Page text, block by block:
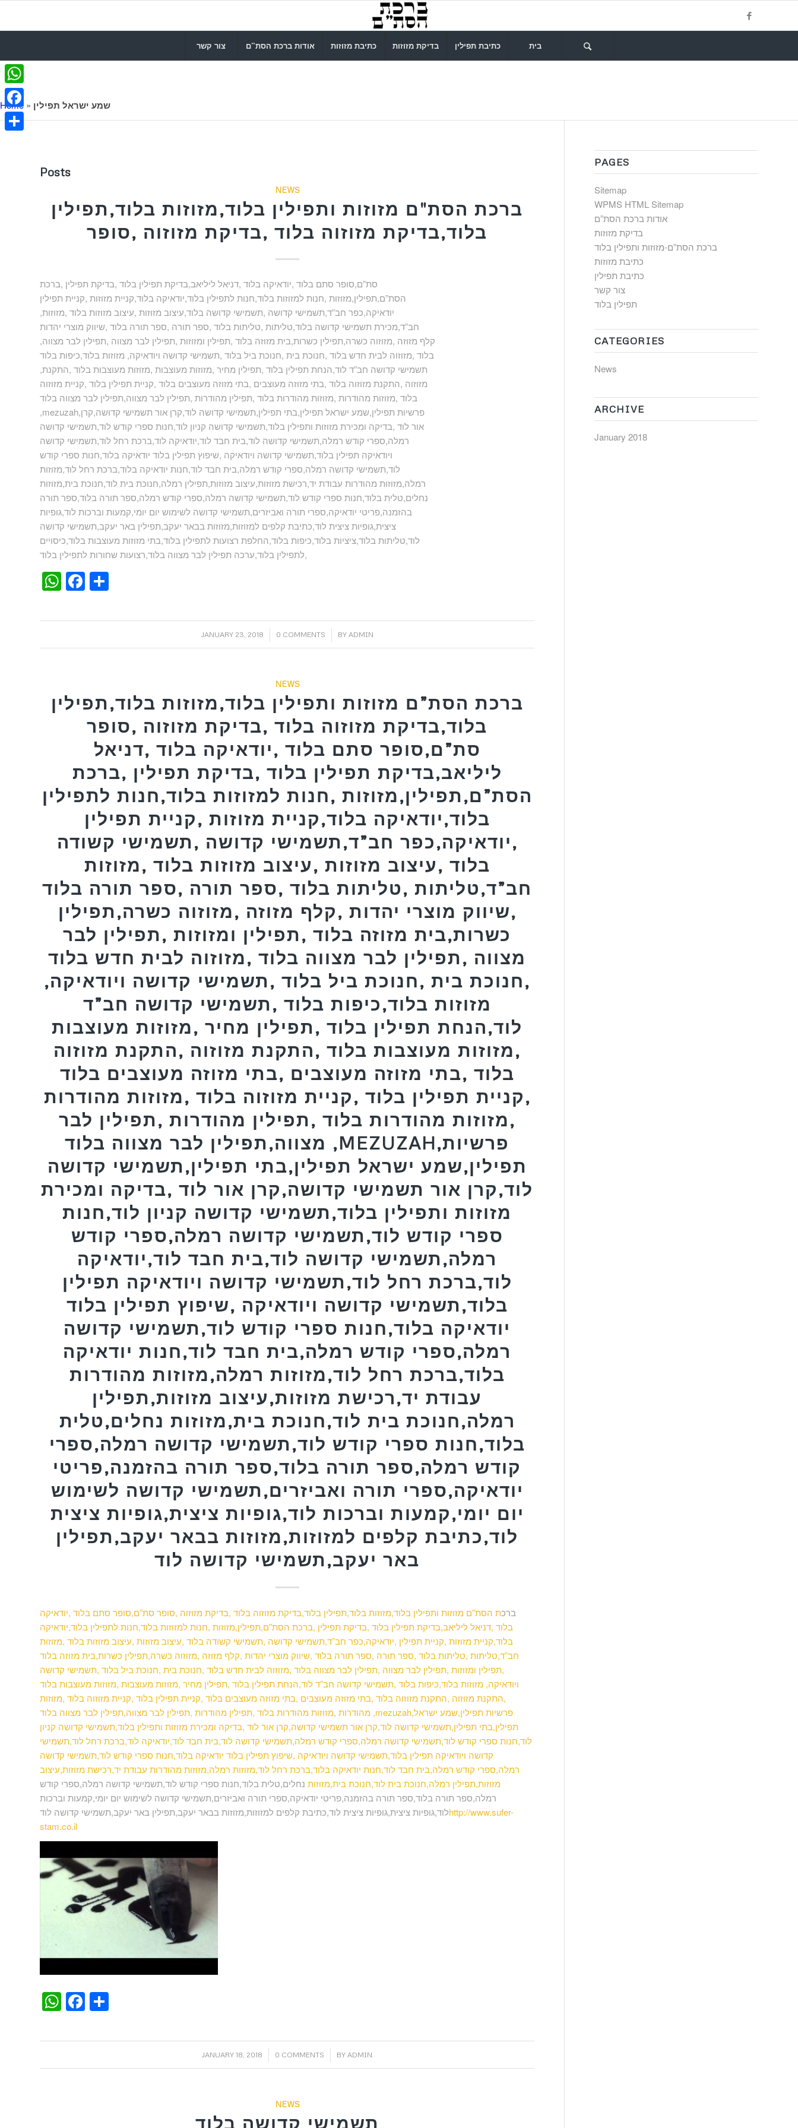
צור קשר אודות ברכת הסת”ם כתיבת מזוזות בדיקת מזוזות כתיבת תפילין בית
Home » שמע ישראל תפילין
Posts
NEWS
ברכת הסת"ם מזוזות ותפילין בלוד,מזוזות בלוד,תפילין
בלוד,בדיקת מזוזוה בלוד ,בדיקת מזוזוה ,סופר
סת”ם,סופר סתם בלוד ,יודאיקה בלוד ,דניאל ליליאב,בדיקת תפילין בלוד ,בדיקת תפילין ,ברכת
הסת”ם,תפילין,מזוזות ,חנות למזוזות בלוד,חנות לתפילין בלוד,יודאיקה בלוד,קניית מזוזות ,קניית תפילין
,יודאיקה,כפר חב”ד,תשמישי קדושה ,תשמישי קדושה בלוד,עיצוב מזוזות ,עיצוב מזוזות בלוד ,מזוזות
חב”ד,מכירת תשמישי קדושה בלוד,טליתות ,טליתות בלוד ,ספר תורה ,ספר תורה בלוד ,שיווק מוצרי יהדות
,קלף מזוזה ,מזוזוה כשרה,תפילין כשרות,בית מזוזה בלוד ,תפילין ומזוזות ,תפילין לבר מצווה ,תפילין לבר מצווה
בלוד ,מזוזוה לבית חדש בלוד ,חנוכת בית ,חנוכת ביל בלוד ,תשמישי קדושה ויודאיקה, מזוזות בלוד,כיפות בלוד
,תשמישי קדושה חב”ד לוד,הנחת תפילין בלוד ,תפילין מחיר ,מזוזות מעוצבות ,מזוזות מעוצבות בלוד ,התקנת
מזוזוה ,התקנת מזוזוה בלוד ,בתי מזוזה מעוצבים ,בתי מזוזה מעוצבים בלוד ,קניית תפילין בלוד ,קניית מזוזוה
בלוד ,מזוזות מהודרות ,מזוזות מהודרות בלוד ,תפילין מהודרות ,תפילין לבר מצווה,תפילין לבר מצווה בלוד
,mezuzah,פרשיות תפילין,שמע ישראל תפילין,בתי תפילין,תשמישי קדושה לוד,קרן אור תשמישי קדושה,קרן
אור לוד ,בדיקה ומכירת מזוזות ותפילין בלוד,תשמישי קדושה קניון לוד,חנות ספרי קודש לוד,תשמישי קדושה
רמלה,ספרי קודש רמלה,תשמישי קדושה לוד,בית חבד לוד,יודאיקה לוד,ברכת רחל לוד,תשמישי קדושה
ויודאיקה תפילין בלוד,תשמישי קדושה ויודאיקה ,שיפוץ תפילין בלוד יודאיקה בלוד,חנות ספרי קודש
לוד,תשמישי קדושה רמלה,ספרי קודש רמלה,בית חבד לוד,חנות יודאיקה בלוד,ברכת רחל לוד,מזוזות
רמלה,מזוזות מהודרות עבודת יד,רכישת מזוזות,עיצוב מזוזות,תפילין רמלה,חנוכת בית לוד,חנוכת בית,מזוזות
נחלים,טלית בלוד,חנות ספרי קודש לוד,תשמישי קדושה רמלה,ספרי קודש רמלה,ספר תורה בלוד,ספר תורה
בהזמנה,פריטי יודאיקה,ספרי תורה ואביזרים,תשמישי קדושה לשימוש יום יומי,קמעות וברכות לוד,גופיות
ציצית,גופיות ציצית לוד,כתיבת קלפים למזוזות,מזוזות בבאר יעקב,תפילין באר יעקב,תשמישי קדושה
לוד,טליתות בלוד,ציציות בלוד,כיפות בלוד,החלפת רצועות לתפילין בלוד,בתי מזוזות מעוצבות בלוד,כיסויים
לתפילין בלוד,ערכה תפילין לבר מצווה בלוד,רצועות שחורות לתפילין בלוד,
WhatsApp
Facebook
JANUARY 23, 2018
/ 0 COMMENTS
/ BY ADMIN
NEWS
ברכת הסת”ם מזוזות ותפילין בלוד,מזוזות בלוד,תפילין
בלוד,בדיקת מזוזוה בלוד ,בדיקת מזוזוה ,סופר
סת”ם,סופר סתם בלוד ,יודאיקה בלוד ,דניאל
ליליאב,בדיקת תפילין בלוד ,בדיקת תפילין ,ברכת
הסת”ם,תפילין,מזוזות ,חנות למזוזות בלוד,חנות לתפילין
בלוד,יודאיקה בלוד,קניית מזוזות ,קניית תפילין
,יודאיקה,כפר חב”ד,תשמישי קדושה ,תשמישי קשודה
בלוד ,עיצוב מזוזות ,עיצוב מזוזות בלוד ,מזוזות
חב”ד,טליתות ,טליתות בלוד ,ספר תורה ,ספר תורה בלוד
,שיווק מוצרי יהדות ,קלף מזוזה ,מזוזוה כשרה,תפילין
כשרות,בית מזוזה בלוד ,תפילין ומזוזות ,תפילין לבר
מצווה ,תפילין לבר מצווה בלוד ,מזוזוה לבית חדש בלוד
,חנוכת בית ,חנוכת ביל בלוד ,תשמישי קדושה ויודאיקה,
מזוזות בלוד,כיפות בלוד ,תשמישי קדושה חב”ד
לוד,הנחת תפילין בלוד ,תפילין מחיר ,מזוזות מעוצבות
,מזוזות מעוצבות בלוד ,התקנת מזוזוה ,התקנת מזוזוה
בלוד ,בתי מזוזה מעוצבים ,בתי מזוזה מעוצבים בלוד
,קניית תפילין בלוד ,קניית מזוזוה בלוד ,מזוזות מהודרות
,מזוזות מהודרות בלוד ,תפילין מהודרות ,תפילין לבר
מצווה,תפילין לבר מצווה בלוד ,MEZUZAH,פרשיות
תפילין,שמע ישראל תפילין,בתי תפילין,תשמישי קדושה
לוד,קרן אור תשמישי קדושה,קרן אור לוד ,בדיקה ומכירת
מזוזות ותפילין בלוד,תשמישי קדושה קניון לוד,חנות
ספרי קודש לוד,תשמישי קדושה רמלה,ספרי קודש
רמלה,תשמישי קדושה לוד,בית חבד לוד,יודאיקה
לוד,ברכת רחל לוד,תשמישי קדושה ויודאיקה תפילין
בלוד,תשמישי קדושה ויודאיקה ,שיפוץ תפילין בלוד
יודאיקה בלוד,חנות ספרי קודש לוד,תשמישי קדושה
רמלה,ספרי קודש רמלה,בית חבד לוד,חנות יודאיקה
בלוד,ברכת רחל לוד,מזוזות רמלה,מזוזות מהודרות
עבודת יד,רכישת מזוזות,עיצוב מזוזות,תפילין
רמלה,חנוכת בית לוד,חנוכת בית,מזוזות נחלים,טלית
בלוד,חנות ספרי קודש לוד,תשמישי קדושה רמלה,ספרי
קודש רמלה,ספר תורה בלוד,ספר תורה בהזמנה,פריטי
יודאיקה,ספרי תורה ואביזרים,תשמישי קדושה לשימוש
יום יומי,קמעות וברכות לוד,גופיות ציצית,גופיות ציצית
לוד,כתיבת קלפים למזוזות,מזוזות בבאר יעקב,תפילין
באר יעקב,תשמישי קדושה לוד
ברכת הסת”ם מזוזות ותפילין בלוד,מזוזות בלוד,תפילין בלוד,בדיקת מזוזוה בלוד ,בדיקת מזוזוה ,סופר סת”ם,סופר סתם בלוד ,יודאיקה
בלוד ,דניאל ליליאב,בדיקת תפילין בלוד ,בדיקת תפילין ,ברכת הסת”ם,תפילין,מזוזות ,חנות למזוזות בלוד,חנות לתפילין בלוד,יודאיקה
בלוד,קניית מזוזות ,קניית תפילין ,יודאיקה,כפר חב”ד,תשמישי קדושה ,תשמישי קשודה בלוד ,עיצוב מזוזות ,עיצוב מזוזות בלוד ,מזוזות
חב”ד,טליתות ,טליתות בלוד ,ספר תורה ,ספר תורה בלוד ,שיווק מוצרי יהדות ,קלף מזוזה ,מזוזוה כשרה,תפילין כשרות,בית מזוזה בלוד
,תפילין ומזוזות ,תפילין לבר מצווה ,תפילין לבר מצווה בלוד ,מזוזוה לבית חדש בלוד ,חנוכת בית ,חנוכת ביל בלוד ,תשמישי קדושה
ויודאיקה, מזוזות בלוד,כיפות בלוד ,תשמישי קדושה חב”ד לוד,הנחת תפילין בלוד ,תפילין מחיר ,מזוזות מעוצבות ,מזוזות מעוצבות בלוד
,התקנת מזוזוה ,התקנת מזוזוה בלוד ,בתי מזוזה מעוצבים ,בתי מזוזה מעוצבים בלוד ,קניית תפילין בלוד ,קניית מזוזוה בלוד ,מזוזות
מהודרות ,מזוזות מהודרות בלוד ,תפילין מהודרות ,תפילין לבר מצווה,תפילין לבר מצווה בלוד ,mezuzah,פרשיות תפילין,שמע ישראל
תפילין,בתי תפילין,תשמישי קדושה לוד,קרן אור תשמישי קדושה,קרן אור לוד ,בדיקה ומכירת מזוזות ותפילין בלוד,תשמישי קדושה קניון
לוד,חנות ספרי קודש לוד,תשמישי קדושה רמלה,ספרי קודש רמלה,תשמישי קדושה לוד,בית חבד לוד,יודאיקה לוד,ברכת רחל לוד,תשמישי
קדושה ויודאיקה תפילין בלוד,תשמישי קדושה ויודאיקה ,שיפוץ תפילין בלוד יודאיקה בלוד,חנות ספרי קודש לוד,תשמישי קדושה
רמלה,ספרי קודש רמלה,בית חבד לוד,חנות יודאיקה בלוד,ברכת רחל לוד,מזוזות רמלה,מזוזות מהודרות עבודת יד,רכישת מזוזות,עיצוב
מזוזות,תפילין רמלה,חנוכת בית לוד,חנוכת בית,מזוזות נחלים,טלית בלוד,חנות ספרי קודש לוד,תשמישי קדושה רמלה,ספרי קודש
רמלה,ספר תורה בלוד,ספר תורה בהזמנה,פריטי יודאיקה,ספרי תורה ואביזרים,תשמישי קדושה לשימוש יום יומי,קמעות וברכות
לוד,גופיות ציצית,גופיות ציצית לוד,כתיבת קלפים למזוזות,מזוזות בבאר יעקב,תפילין באר יעקב,תשמישי קדושה לודhttp://www.sufer-
stam.co.il
WhatsApp
Facebook
JANUARY 18, 2018
/ 0 COMMENTS
/ BY ADMIN
NEWS
תשמישי קדושה בלוד
PAGES
Sitemap
WPMS HTML Sitemap
אודות ברכת הסת”ם
בדיקת מזוזות
ברכת הסת”ם-מזוזות ותפילין בלוד
כתיבת מזוזות
כתיבת תפילין
צור קשר
תפילין בלוד
CATEGORIES
News
ARCHIVE
January 2018
WhatsApp
Facebook